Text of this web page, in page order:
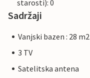
starosti): 0
Sadržaji
Vanjski bazen : 28 m2
3 TV
Satelitska antena